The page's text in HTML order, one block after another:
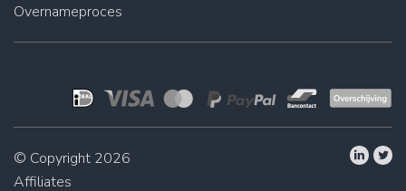
Overnameproces
© Copyright 2026
Affiliates